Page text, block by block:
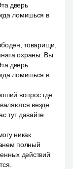
дверь
ломишься в
товарищи,
охраны. Вы
дверь
ломишься в
вопрос где
везде
тут давайте
никак
полный
действий